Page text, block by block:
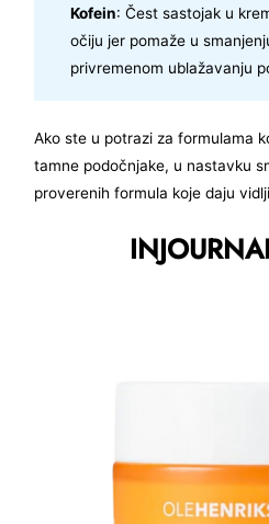
Kofein: Čest sastojak u
očiju jer pomaže u
privremenom ublažavanju
Ako ste u potrazi za formulama
tamne podočnjake, u nastavku
proverenih formula koje daju